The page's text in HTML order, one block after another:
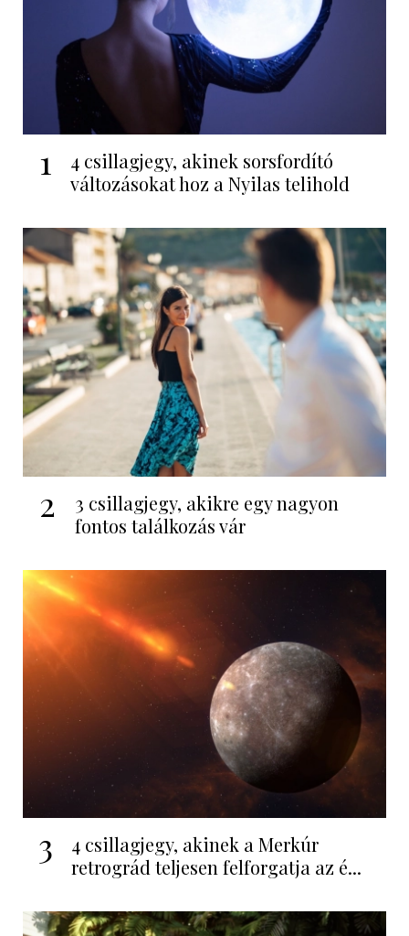
1
4 csillagjegy, akinek sorsfordító
változásokat hoz a Nyilas telihold
2
3 csillagjegy, akikre egy nagyon
fontos találkozás vár
3
4 csillagjegy, akinek a Merkúr
retrográd teljesen felforgatja az é...